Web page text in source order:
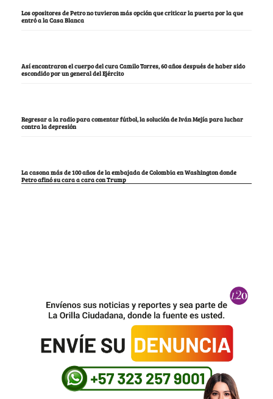
Los opositores de Petro no tuvieron más opción que criticar la puerta por la que
entró a la Casa Blanca
Así encontraron el cuerpo del cura Camilo Torres, 60 años después de haber sido
escondido por un general del Ejército
Regresar a la radio para comentar fútbol, la solución de Iván Mejía para luchar
contra la depresión
La casona más de 100 años de la embajada de Colombia en Washington donde
Petro afinó su cara a cara con Trump